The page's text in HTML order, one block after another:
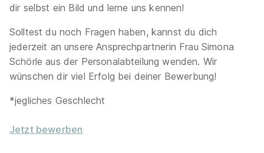
dir selbst ein Bild und lerne uns kennen!
Solltest du noch Fragen haben, kannst du dich
jederzeit an unsere Ansprechpartnerin Frau Simona
Schörle aus der Personalabteilung wenden. Wir
wünschen dir viel Erfolg bei deiner Bewerbung!
*jegliches Geschlecht
Jetzt bewerben